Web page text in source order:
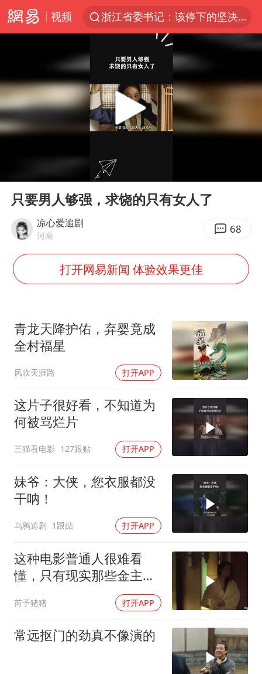
视频
浙江省委书记：该停下的坚决停下来
美将每月供乌爱国者拦截导弹
白海豚北上或致京津冀暴雨
10余省份将出现强风雨 局地特大暴雨
新疆一婚礼线上邀请引热议
《龙餐馆》 冲奖
构建更高水平的全民健身公共服务体系
韩军前线部队连曝丑闻
Play
只要男人够强，求饶的只有女人了
凉心爱追剧
河南 68
打开网易新闻 体验效果更佳
青龙天降护佑，弃婴竟成
全村福星
风吹天涯路 打开APP
这片子很好看，不知道为
何被骂烂片
三猫看电影 127跟贴 打开APP
妹爷：大侠，您衣服都没
干呐！
乌鸦追剧 1跟贴 打开APP
这种电影普通人很难看
懂，只有现实那些金主看
芮予猪猪 打开APP
常远抠门的劲真不像演的